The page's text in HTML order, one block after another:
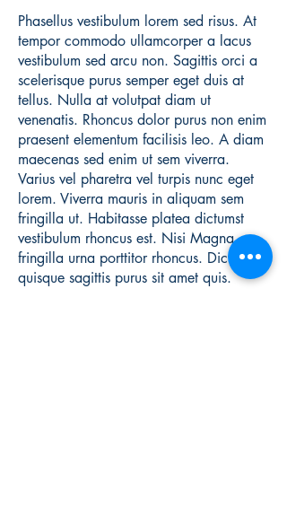
Phasellus vestibulum lorem sed risus. At
tempor commodo ullamcorper a lacus
vestibulum sed arcu non. Sagittis orci a
scelerisque purus semper eget duis at
tellus. Nulla at volutpat diam ut
venenatis. Rhoncus dolor purus non enim
praesent elementum facilisis leo. A diam
maecenas sed enim ut sem viverra.
Varius vel pharetra vel turpis nunc eget
lorem. Viverra mauris in aliquam sem
fringilla ut. Habitasse platea dictumst
vestibulum rhoncus est. Nisi Magna
fringilla urna porttitor rhoncus. Dictumst
quisque sagittis purus sit amet quis.